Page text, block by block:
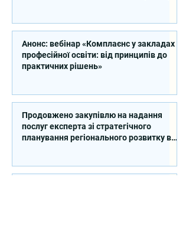
Анонс: вебінар «Комплаєнс у закладах
професійної освіти: від принципів до
практичних рішень»
Продовжено закупівлю на надання
послуг експерта зі стратегічного
планування регіонального розвитку в